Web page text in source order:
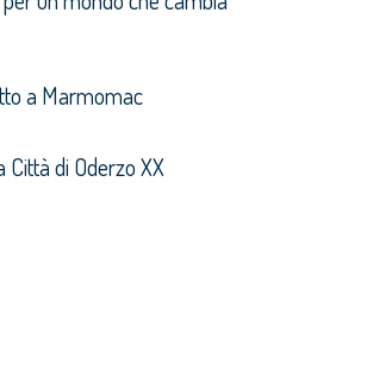
a Marmomac
di Oderzo XX